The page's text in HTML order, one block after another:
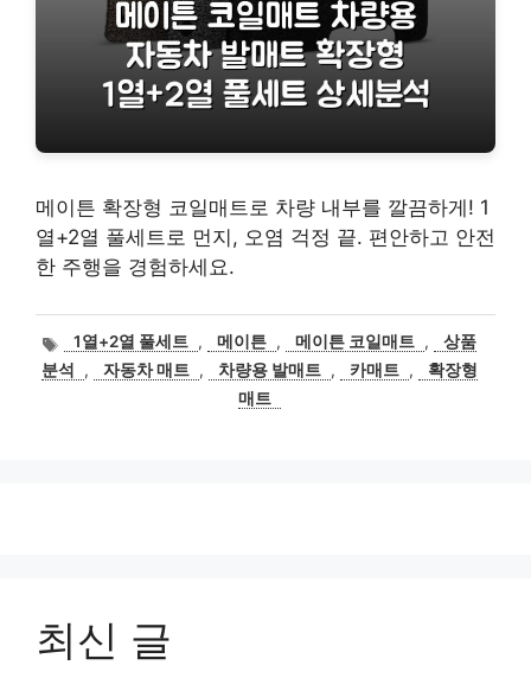
메이튼 확장형 코일매트로 차량 내부를 깔끔하게! 1
열+2열 풀세트로 먼지, 오염 걱정 끝. 편안하고 안전
한 주행을 경험하세요.
태
그
1열+2열 풀세트 , 메이튼 , 메이튼 코일매트 ,
상품
분석
, 자동차 매트 , 차량용 발매트 , 카매트 ,
확장형
매트
최신 글